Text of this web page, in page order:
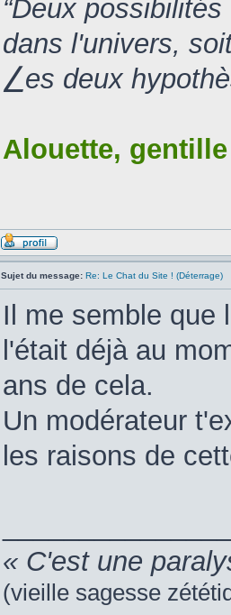
“Deux
dans l'univers,
⎳es deux
Alouette,
Sujet du message: Re: Le Chat du Site ! (Déterrage)
Il me semble que
l'était déjà au
ans de cela.
Un modérateur
les raisons de
« C'est une
(vieille sagesse